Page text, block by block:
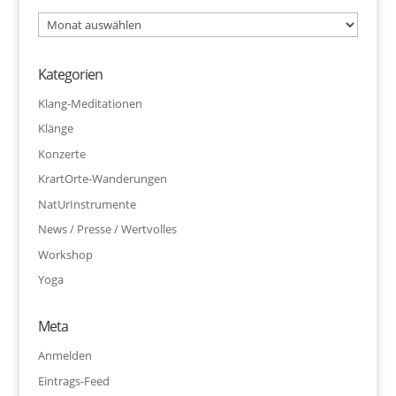
Archiv
Kategorien
Klang-Meditationen
Klänge
Konzerte
KrartOrte-Wanderungen
NatUrInstrumente
News / Presse / Wertvolles
Workshop
Yoga
Meta
Anmelden
Eintrags-Feed